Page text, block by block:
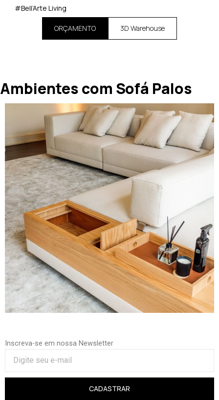
#Bell’Arte Living
ORÇAMENTO 3D Warehouse
Ambientes com Sofá Palos
Inscreva-se em nossa Newsletter
CADASTRAR